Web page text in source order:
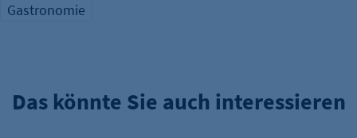
Gastronomie
Das könnte Sie auch interessieren